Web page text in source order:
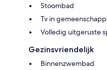
Stoombad
Tv in
Volledig uitgeruste
Gezinsvriendelijk
Binnenzwembad